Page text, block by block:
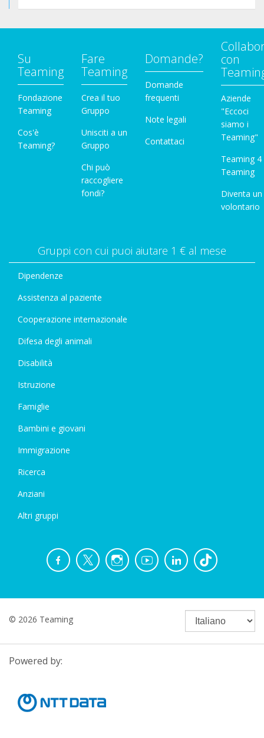
Su
Teaming
Fondazione
Teaming
Cos'è
Teaming?
Fare
Teaming
Crea il tuo
Gruppo
Unisciti a un
Gruppo
Chi può
raccogliere
fondi?
Domande?
Domande
frequenti
Note legali
Contattaci
con
Aziende
"Eccoci
siamo i
Teaming"
Teaming 4
Teaming
Diventa un
volontario
Gruppi con cui puoi aiutare 1 € al mese
Dipendenze
Assistenza al paziente
Cooperazione internazionale
Difesa degli animali
Disabilità
Istruzione
Famiglie
Bambini e giovani
Immigrazione
Ricerca
Anziani
Altri gruppi
© 2026 Teaming
Powered by: